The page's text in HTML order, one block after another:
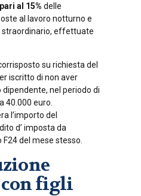
pari al 15% delle
al lavoro notturno e
straordinario, effettuate
su richiesta del
iscritto di non aver
nel periodo di
40.000 euro.
l’importo del
d’ imposta da
del mese stesso.
figli